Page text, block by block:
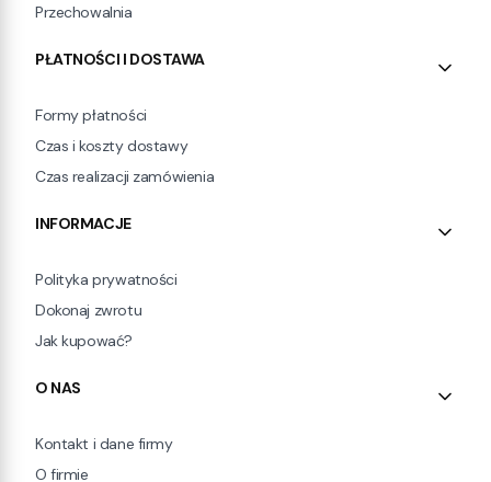
Przechowalnia
PŁATNOŚCI I DOSTAWA
Formy płatności
Czas i koszty dostawy
Czas realizacji zamówienia
INFORMACJE
Polityka prywatności
Dokonaj zwrotu
Jak kupować?
O NAS
Kontakt i dane firmy
O firmie